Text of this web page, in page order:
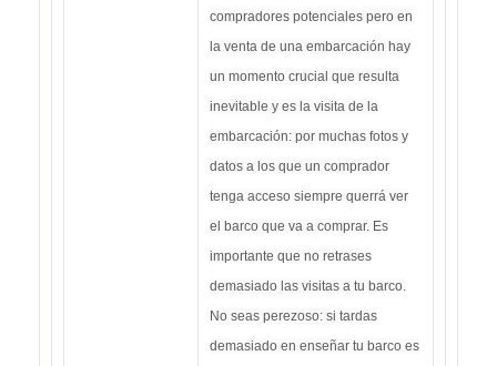
compradores potenciales pero en
la venta de una embarcación hay
un momento crucial que resulta
inevitable y es la visita de la
embarcación: por muchas fotos y
datos a los que un comprador
tenga acceso siempre querrá ver
el barco que va a comprar. Es
importante que no retrases
demasiado las visitas a tu barco.
No seas perezoso: si tardas
demasiado en enseñar tu barco es